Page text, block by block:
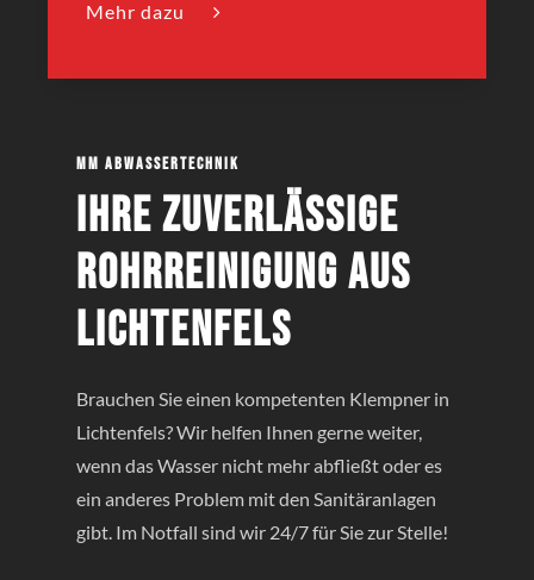
Mehr dazu
MM Abwassertechnik
Ihre zuverlässige
Rohrreinigung aus
Lichtenfels
Brauchen Sie einen kompetenten Klempner in
Lichtenfels? Wir helfen Ihnen gerne weiter,
wenn das Wasser nicht mehr abfließt oder es
ein anderes Problem mit den Sanitäranlagen
gibt. Im Notfall sind wir 24/7 für Sie zur Stelle!